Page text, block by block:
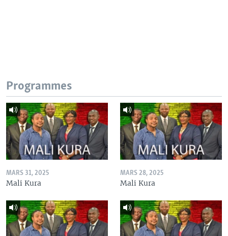
Programmes
MARS 31, 2025
Mali Kura
MARS 28, 2025
Mali Kura